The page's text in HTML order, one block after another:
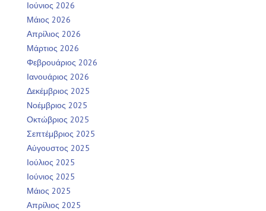
Ιούνιος 2026
Μάιος 2026
Απρίλιος 2026
Μάρτιος 2026
Φεβρουάριος 2026
Ιανουάριος 2026
Δεκέμβριος 2025
Νοέμβριος 2025
Οκτώβριος 2025
Σεπτέμβριος 2025
Αύγουστος 2025
Ιούλιος 2025
Ιούνιος 2025
Μάιος 2025
Απρίλιος 2025